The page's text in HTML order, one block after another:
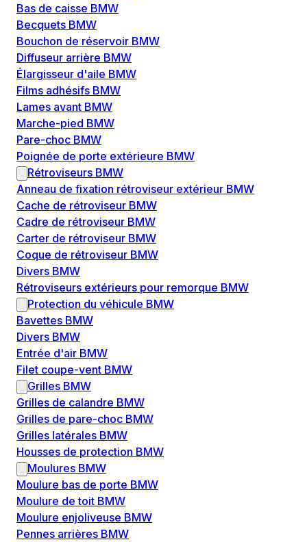
Bas de caisse BMW
Becquets BMW
Bouchon de réservoir BMW
Diffuseur arrière BMW
Élargisseur d'aile BMW
Films adhésifs BMW
Lames avant BMW
Marche-pied BMW
Pare-choc BMW
Poignée de porte extérieure BMW
Rétroviseurs BMW
Anneau de fixation rétroviseur extérieur BMW
Cache de rétroviseur BMW
Cadre de rétroviseur BMW
Carter de rétroviseur BMW
Coque de rétroviseur BMW
Divers BMW
Rétroviseurs extérieurs pour remorque BMW
Protection du véhicule BMW
Bavettes BMW
Divers BMW
Entrée d'air BMW
Filet coupe-vent BMW
Grilles BMW
Grilles de calandre BMW
Grilles de pare-choc BMW
Grilles latérales BMW
Housses de protection BMW
Moulures BMW
Moulure bas de porte BMW
Moulure de toit BMW
Moulure enjoliveuse BMW
Pennes arrières BMW